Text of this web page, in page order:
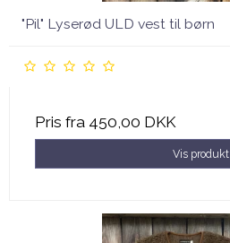
"Pil" Lyserød ULD vest til børn
Pris fra 450,00 DKK
Vis produkt